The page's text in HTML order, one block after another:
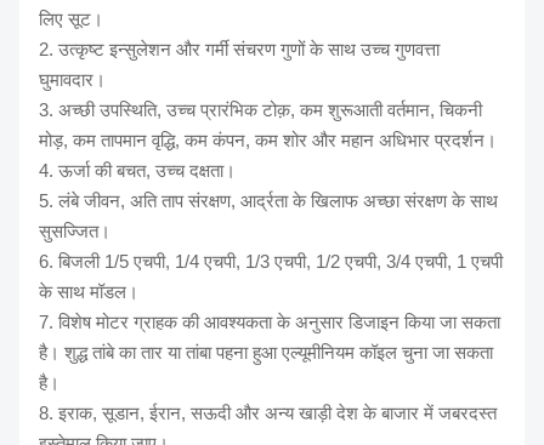
लिए सूट।
2. उत्कृष्ट इन्सुलेशन और गर्मी संचरण गुणों के साथ उच्च गुणवत्ता
घुमावदार।
3. अच्छी उपस्थिति, उच्च प्रारंभिक टोक़, कम शुरूआती वर्तमान, चिकनी
मोड़, कम तापमान वृद्धि, कम कंपन, कम शोर और महान अधिभार प्रदर्शन।
4. ऊर्जा की बचत, उच्च दक्षता।
5. लंबे जीवन, अति ताप संरक्षण, आर्द्रता के खिलाफ अच्छा संरक्षण के साथ
सुसज्जित।
6. बिजली 1/5 एचपी, 1/4 एचपी, 1/3 एचपी, 1/2 एचपी, 3/4 एचपी, 1 एचपी
के साथ मॉडल।
7. विशेष मोटर ग्राहक की आवश्यकता के अनुसार डिजाइन किया जा सकता
है। शुद्ध तांबे का तार या तांबा पहना हुआ एल्यूमीनियम कॉइल चुना जा सकता
है।
8. इराक, सूडान, ईरान, सऊदी और अन्य खाड़ी देश के बाजार में जबरदस्त